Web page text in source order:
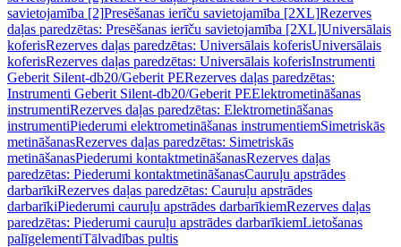
savietojamība [2]Presēšanas ierīču savietojamība [2XL]Rezerves
daļas paredzētas: Presēšanas ierīču savietojamība [2XL]Universālais
koferisRezerves daļas paredzētas: Universālais koferisUniversālais
koferisRezerves daļas paredzētas: Universālais koferisInstrumenti
Geberit Silent-db20/Geberit PERezerves daļas paredzētas:
Instrumenti Geberit Silent-db20/Geberit PEElektrometināšanas
instrumentiRezerves daļas paredzētas: Elektrometināšanas
instrumentiPiederumi elektrometināšanas instrumentiemSimetriskās
metināšanasRezerves daļas paredzētas: Simetriskās
metināšanasPiederumi kontaktmetināšanasRezerves daļas
paredzētas: Piederumi kontaktmetināšanasCauruļu apstrādes
darbarīkiRezerves daļas paredzētas: Cauruļu apstrādes
darbarīkiPiederumi cauruļu apstrādes darbarīkiemRezerves daļas
paredzētas: Piederumi cauruļu apstrādes darbarīkiemLietošanas
palīgelementiTālvadības pultis